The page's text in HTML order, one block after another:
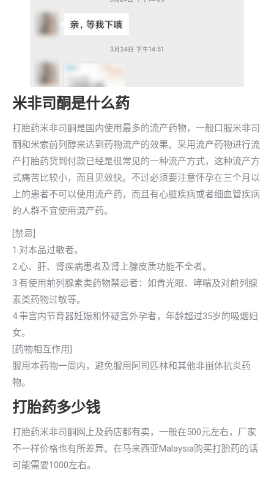
米非司酮是什么药
打胎药米非司酮是国内使用最多的流产药物，一般口服米非司
酮和米索前列醇来达到药物流产的效果。采用流产药物进行流
产打胎药货到付款已经是很常见的一种流产方式，这种流产方
式痛苦比较小，而且见效快。不过必须要注意怀孕在三个月以
上的患者不可以使用流产药，而且有心脏疾病或者细血管疾病
的人群不宜使用流产药。
[禁忌]
1.对本品过敏者。
2.心、肝、肾疾病患者及肾上腺皮质功能不全者。
3.有使用前列腺素类药物禁忌者：如青光眼、哮喘及对前列腺
素类药物过敏等。
4.带宫内节育器妊娠和怀疑宫外孕者，年龄超过35岁的吸烟妇
女。
[药物相互作用]
服用本药物一周内，避免服用阿司匹林和其他非畄体抗炎药
物。
打胎药多少钱
打胎药米非司酮网上及药店都有卖，一般在500元左右，厂家
不一样价格也有所差异。在马来西亚Malaysia购买打胎药的话
可能需要1000左右。